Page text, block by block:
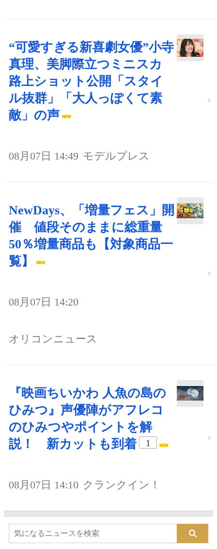
“可愛すぎる新喜劇女優”小寺
真理、美脚際立つミニスカ
路上ショット公開「スタイ
ル抜群」「大人っぽくて素
敵」の声
08月07日 14:49 モデルプレス
NewDays、「増量フェス」開
催 値段そのままに総重量
50％増量商品も【対象商品一
覧】
08月07日 14:20
オリコンニュース
『映画ちいかわ 人魚の島の
ひみつ』声優陣がアフレコ
のひみつやポイントを解
説！ 新カットも到着
1
08月07日 14:10 クランクイン！